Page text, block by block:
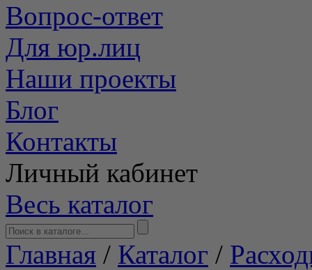
Вопрос-ответ
Для юр.лиц
Наши проекты
Блог
Контакты
Личный кабинет
Весь каталог
Главная / Каталог /